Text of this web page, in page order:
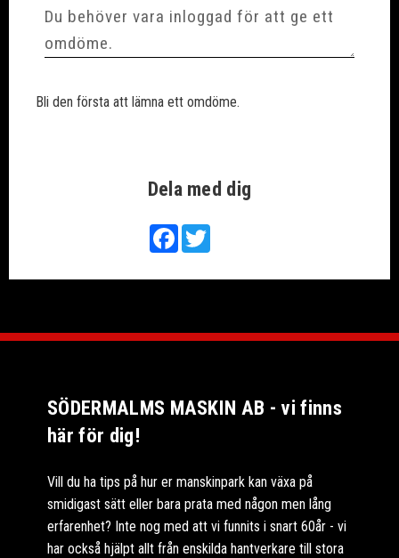
Dela med dig
FacebookTwitter
Bli den första att lämna ett omdöme.
SÖDERMALMS MASKIN AB - vi finns
här för dig!
Vill du ha tips på hur er manskinpark kan växa på
smidigast sätt eller bara prata med någon men lång
erfarenhet? Inte nog med att vi funnits i snart 60år - vi
har också hjälpt allt från enskilda hantverkare till stora